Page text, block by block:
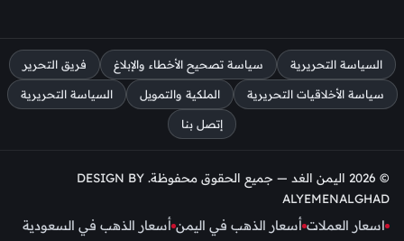
السياسة التحريرية سياسة تصحيح الأخطاء والإبلاغ فريق التحرير
سياسة الأخلاقيات التحريرية الملكية والتمويل السياسة التحريرية
إتصل بنا
© 2026 اليمن الغد — جميع الحقوق محفوظة. DESIGN BY
ALYEMENALGHAD
اسعار العملات أسعار الذهب في اليمن أسعار الذهب في السعودية